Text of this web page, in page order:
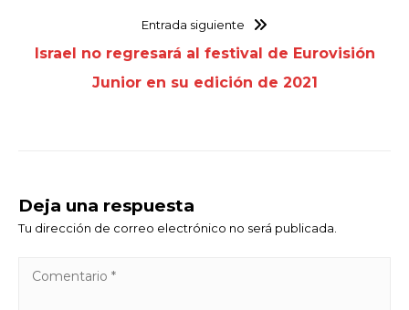
Entrada siguiente
Israel no regresará al festival de Eurovisión
Junior en su edición de 2021
Deja una respuesta
Tu dirección de correo electrónico no será publicada.